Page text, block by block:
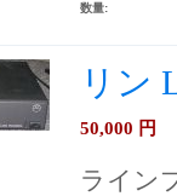
数量:
リン
50,000 円
ライン